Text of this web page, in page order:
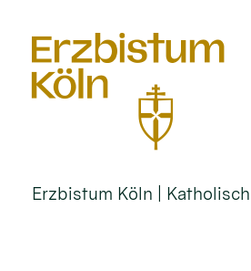
Erzbistum Köln |